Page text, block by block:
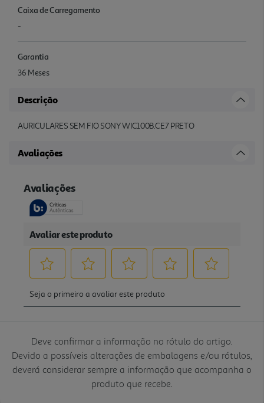
Caixa de Carregamento
-
Garantia
36 Meses
Descrição
AURICULARES SEM FIO SONY WIC100B.CE7 PRETO
Avaliações
Deve confirmar a informação no rótulo do artigo.
Devido a possíveis alterações de embalagens e/ou rótulos,
deverá considerar sempre a informação que acompanha o
produto que recebe.